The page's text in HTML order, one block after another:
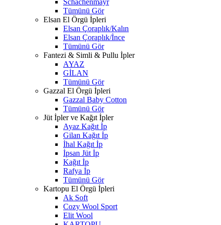
Schachenmayr
Tümünü Gör
Elsan El Örgü İpleri
Elsan Çoraplık/Kalın
Elsan Çoraplık/İnce
Tümünü Gör
Fantezi & Simli & Pullu İpler
AYAZ
GİLAN
Tümünü Gör
Gazzal El Örgü İpleri
Gazzal Baby Cotton
Tümünü Gör
Jüt İpler ve Kağıt İpler
Ayaz Kağıt İp
Gilan Kağıt İp
İhal Kağıt İp
İpsan Jüt İp
Kağıt İp
Rafya İp
Tümünü Gör
Kartopu El Örgü İpleri
Ak Soft
Cozy Wool Sport
Elit Wool